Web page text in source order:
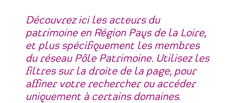
Découvrez ici les acteurs du
patrimoine en Région Pays de la Loire,
et plus spécifiquement les membres
du réseau Pôle Patrimoine. Utilisez les
filtres sur la droite de la page, pour
affiner votre rechercher ou accéder
uniquement à certains domaines.